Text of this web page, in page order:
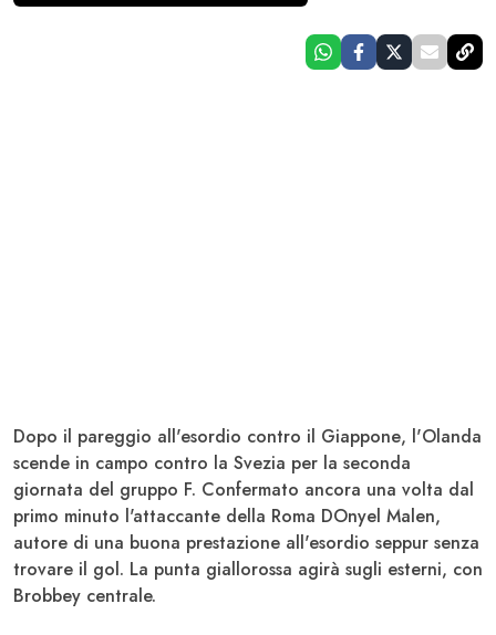
Dopo il pareggio all'esordio contro il Giappone, l'Olanda
scende in campo contro la Svezia per la seconda
giornata del gruppo F. Confermato ancora una volta dal
primo minuto l'attaccante della Roma DOnyel Malen,
autore di una buona prestazione all'esordio seppur senza
trovare il gol. La punta giallorossa agirà sugli esterni, con
Brobbey centrale.